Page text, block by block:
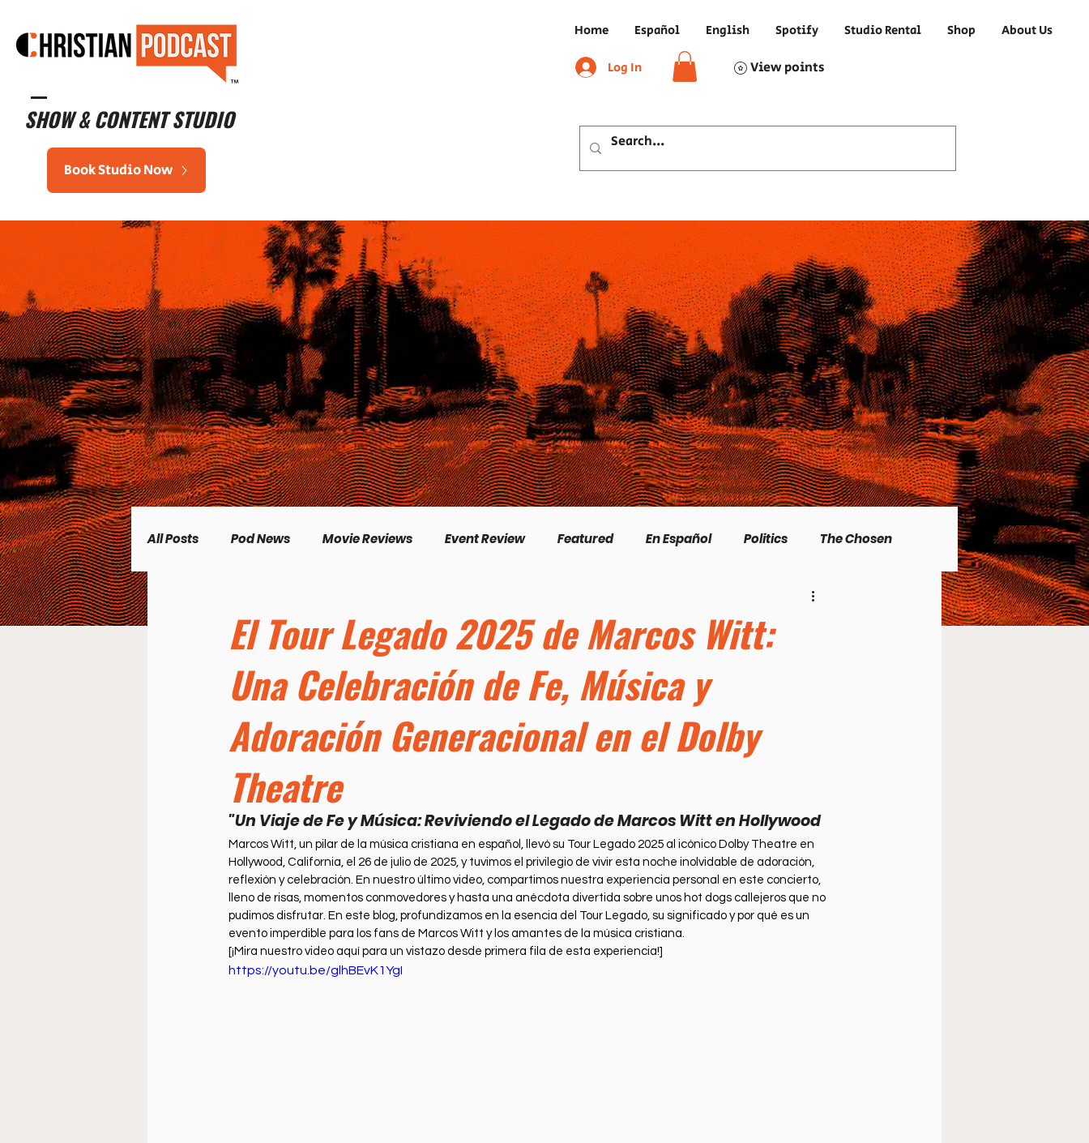
™
SHOW & CONTENT STUDIO
Book Studio Now
Home Español English Spotify Studio Rental Shop About Us
Log In View points
All Posts Pod News Movie Reviews Event Review Featured En Español Politics The Chosen
Christian living
Women's Topics Science/Creation Perspectives Biography
Music Business Health Película Cristiana Missions Música cristiana
Estudio Bíblico
El Tour Legado 2025 de Marcos Witt:
Una Celebración de Fe, Música y
Adoración Generacional en el Dolby
Theatre
"Un Viaje de Fe y Música: Reviviendo el Legado de Marcos Witt en Hollywood
Marcos Witt, un pilar de la música cristiana en español, llevó su Tour Legado 2025 al icónico Dolby Theatre en
Hollywood, California, el 26 de julio de 2025, y tuvimos el privilegio de vivir esta noche inolvidable de adoración,
reflexión y celebración. En nuestro último video, compartimos nuestra experiencia personal en este concierto,
lleno de risas, momentos conmovedores y hasta una anécdota divertida sobre unos hot dogs callejeros que no
pudimos disfrutar. En este blog, profundizamos en la esencia del Tour Legado, su significado y por qué es un
evento imperdible para los fans de Marcos Witt y los amantes de la música cristiana.
[¡Mira nuestro video aquí para un vistazo desde primera fila de esta experiencia!]
https://youtu.be/glhBEvK1YgI